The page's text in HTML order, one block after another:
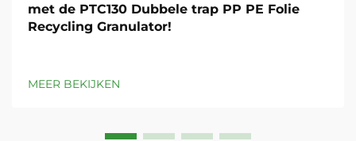
met de PTC130 Dubbele trap PP PE Folie
Recycling Granulator!
MEER BEKIJKEN